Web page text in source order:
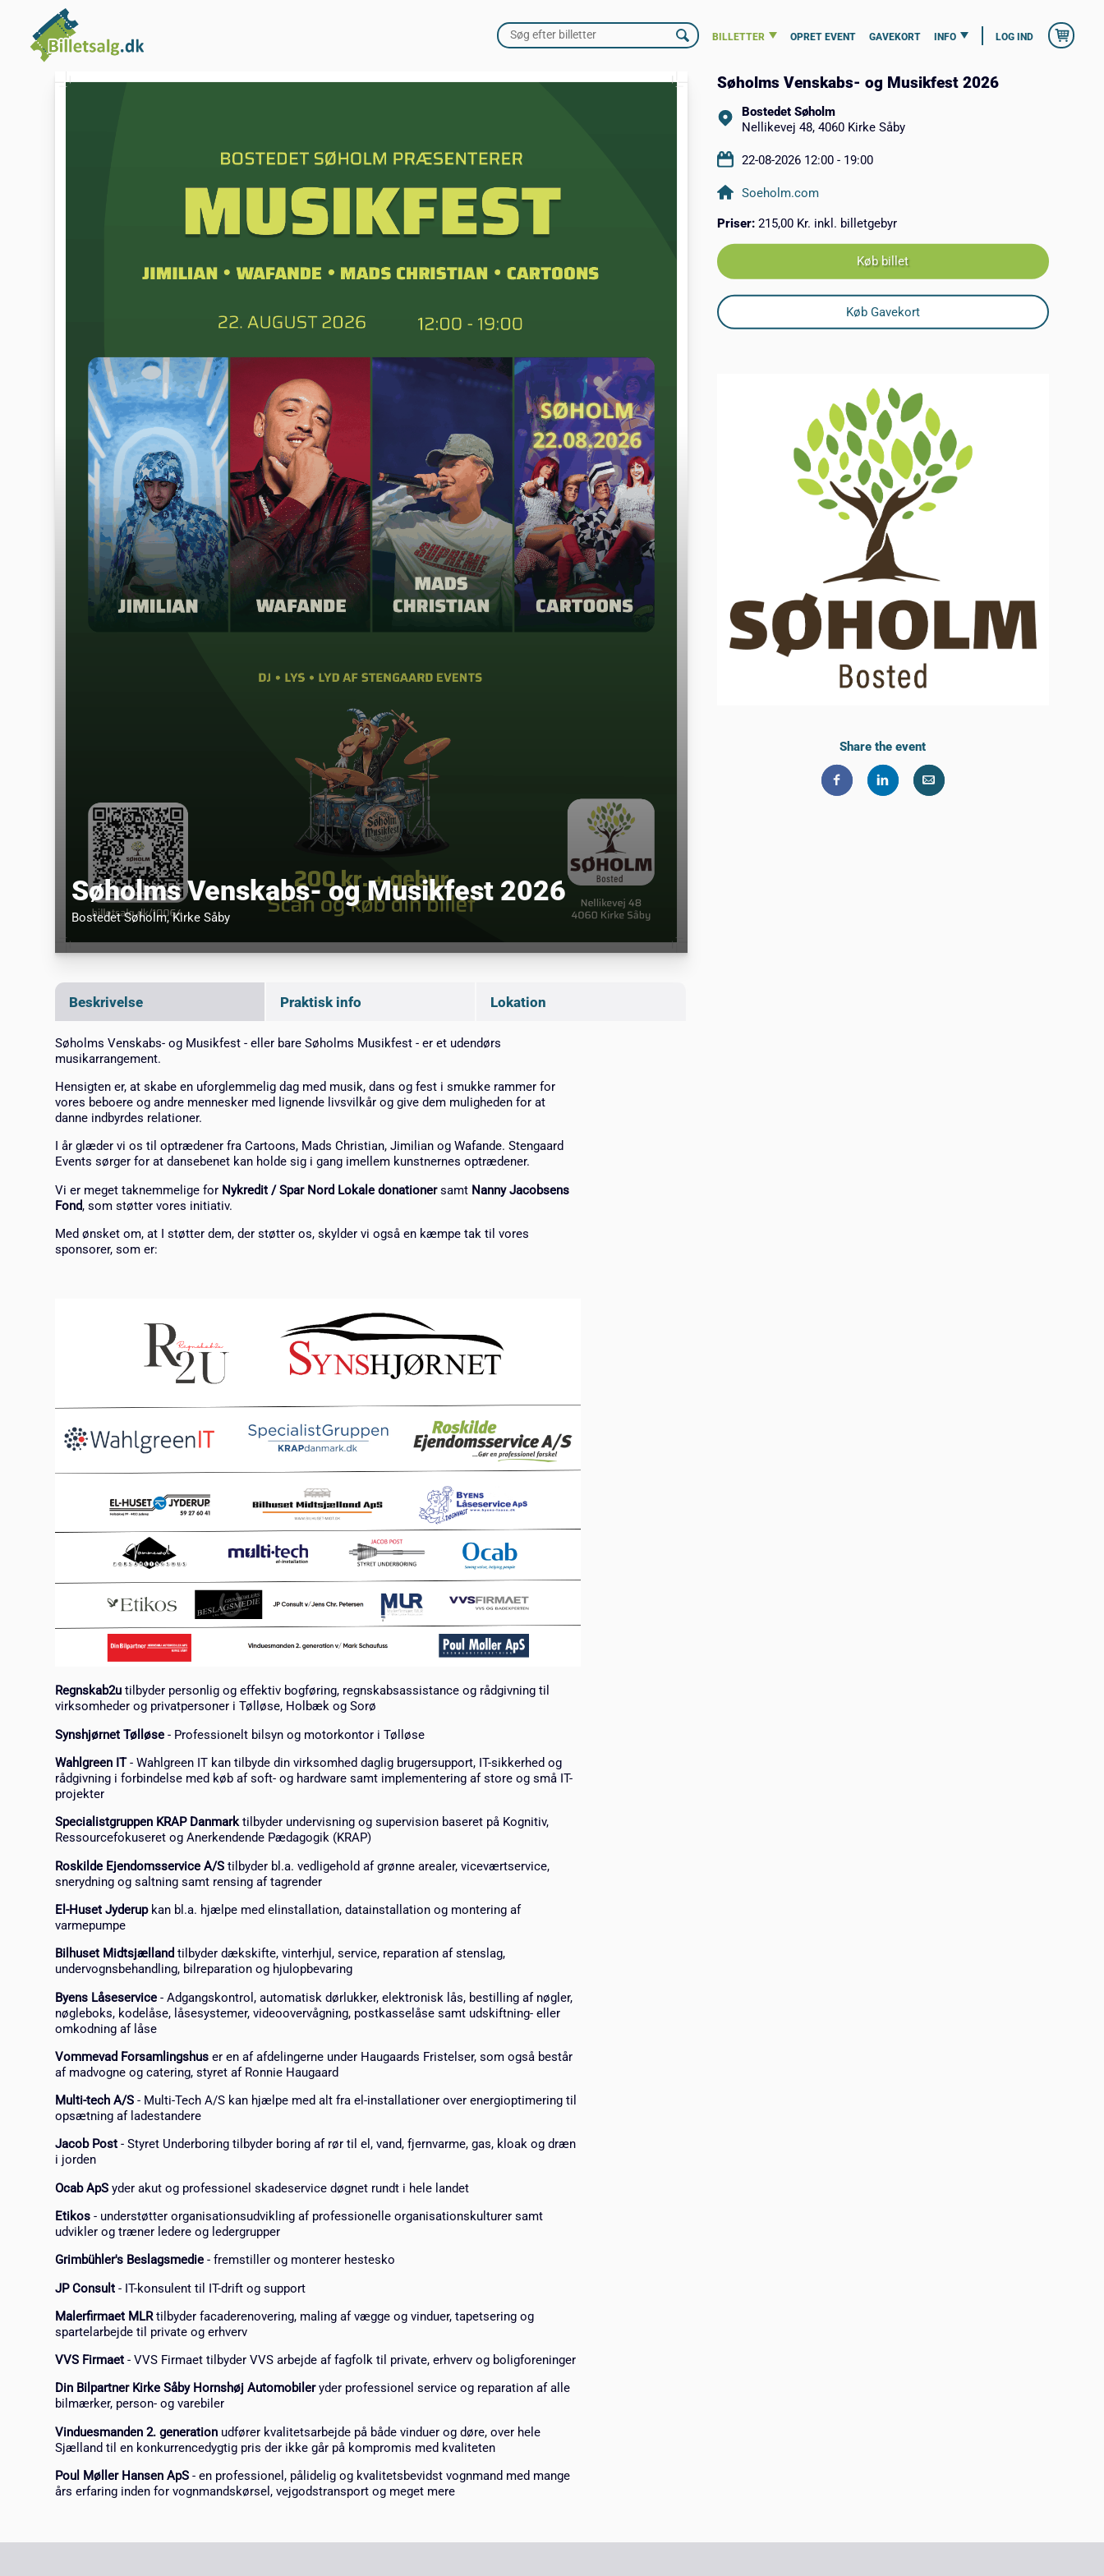
BILLETTER OPRET EVENT GAVEKORT INFO LOG IND
Søholms Venskabs- og Musikfest 2026
Bostedet Søholm, Kirke Såby
Beskrivelse Praktisk info Lokation
Søholms Venskabs- og Musikfest - eller bare Søholms Musikfest - er et udendørs
musikarrangement.
Hensigten er, at skabe en uforglemmelig dag med musik, dans og fest i smukke rammer for
vores beboere og andre mennesker med lignende livsvilkår og give dem muligheden for at
danne indbyrdes relationer.
I år glæder vi os til optrædener fra Cartoons, Mads Christian, Jimilian og Wafande. Stengaard
Events sørger for at dansebenet kan holde sig i gang imellem kunstnernes optrædener.
Vi er meget taknemmelige for Nykredit / Spar Nord Lokale donationersamt Nanny Jacobsens
Fond, som støtter vores initiativ.
Med ønsket om, at I støtter dem, der støtter os, skylder vi også en kæmpe tak til vores
sponsorer, som er:
Regnskab2u tilbyder personlig og effektiv bogføring, regnskabsassistance og rådgivning til
virksomheder og privatpersoner i Tølløse, Holbæk og Sorø
Synshjørnet Tølløse - Professionelt bilsyn og motorkontor i Tølløse
Wahlgreen IT- Wahlgreen IT kan tilbyde din virksomhed daglig brugersupport, IT-sikkerhed og
rådgivning i forbindelse med køb af soft- og hardware samt implementering af store og små IT-
projekter
Specialistgruppen KRAP Danmarktilbyder undervisning og supervision baseret på Kognitiv,
Ressourcefokuseret og Anerkendende Pædagogik (KRAP)
Roskilde Ejendomsservice A/S tilbyder bl.a. vedligehold af grønne arealer, viceværtservice,
snerydning og saltning samt rensing af tagrender
El-Huset Jyderupkan bl.a. hjælpe med elinstallation, datainstallation og montering af
varmepumpe
Bilhuset Midtsjælland tilbyder dækskifte, vinterhjul, service, reparation af stenslag,
undervognsbehandling, bilreparation og hjulopbevaring
Byens Låseservice - Adgangskontrol, automatisk dørlukker, elektronisk lås, bestilling af nøgler,
nøgleboks, kodelåse, låsesystemer, videoovervågning, postkasselåse samt udskiftning- eller
omkodning af låse
Vommevad Forsamlingshus er en af afdelingerne under Haugaards Fristelser, som også består
af madvogne og catering, styret af Ronnie Haugaard
Multi-tech A/S - Multi-Tech A/S kan hjælpe med alt fra el-installationer over energioptimering til
opsætning af ladestandere
Jacob Post - Styret Underboring tilbyder boring af rør til el, vand, fjernvarme, gas, kloak og dræn
i jorden
Ocab ApSyder akut og professionel skadeservice døgnet rundt i hele landet
Etikos - understøtter organisationsudvikling af professionelle organisationskulturer samt
udvikler og træner ledere og ledergrupper
Grimbühler's Beslagsmedie - fremstiller og monterer hestesko
JP Consult - IT-konsulent til IT-drift og support
Malerfirmaet MLRtilbyder facaderenovering, maling af vægge og vinduer, tapetsering og
spartelarbejde til private og erhverv
VVS Firmaet - VVS Firmaet tilbyder VVS arbejde af fagfolk til private, erhverv og boligforeninger
Din Bilpartner Kirke Såby Hornshøj Automobileryder professionel service og reparation af alle
bilmærker, person- og varebiler
Vinduesmanden 2. generation udfører kvalitetsarbejde på både vinduer og døre, over hele
Sjælland til en konkurrencedygtig pris der ikke går på kompromis med kvaliteten
Poul Møller Hansen ApS - en professionel, pålidelig og kvalitetsbevidst vognmand med mange
års erfaring inden for vognmandskørsel, vejgodstransport og meget mere
Søholms Venskabs- og Musikfest 2026
Bostedet Søholm
Nellikevej 48, 4060 Kirke Såby
22-08-2026 12:00 - 19:00
Soeholm.com
Priser: 215,00 Kr. inkl. billetgebyr
Køb billet
Køb Gavekort
Share the event